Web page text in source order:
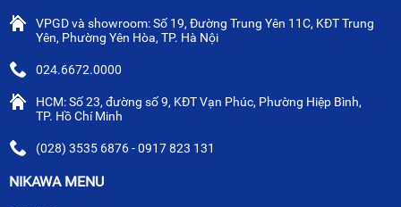
VPGD và showroom: Số 19, Đường Trung Yên 11C, KĐT Trung
Yên, Phường Yên Hòa, TP. Hà Nội
024.6672.0000
HCM: Số 23, đường số 9, KĐT Vạn Phúc, Phường Hiệp Bình,
TP. Hồ Chí Minh
(028) 3535 6876 - 0917 823 131
NIKAWA MENU